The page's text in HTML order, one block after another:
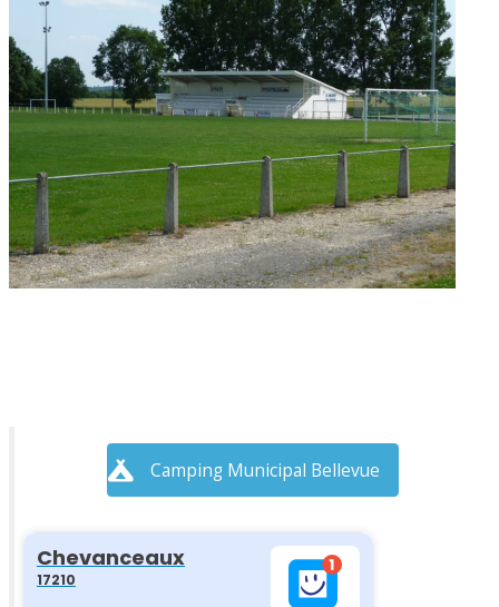
Camping Municipal Bellevue